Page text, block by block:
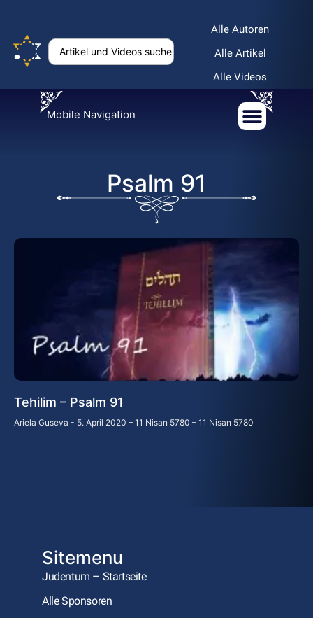
Alle Autoren
Alle Artikel
Alle Videos
Mobile Navigation
Psalm 91
Tehilim – Psalm 91
Ariela Guseva 5. April 2020 – 11 Nisan 5780 – 11 Nisan 5780
Sitemenu
Judentum – Startseite
Alle Sponsoren